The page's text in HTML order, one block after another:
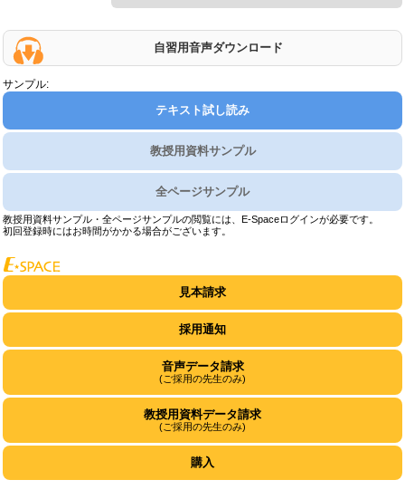
自習用音声ダウンロード
サンプル:
テキスト試し読み
教授用資料サンプル
全ページサンプル
教授用資料サンプル・全ページサンプルの閲覧には、E-Spaceログインが必要です。
初回登録時にはお時間がかかる場合がございます。
見本請求
採用通知
音声データ請求
(ご採用の先生のみ)
教授用資料データ請求
(ご採用の先生のみ)
購入